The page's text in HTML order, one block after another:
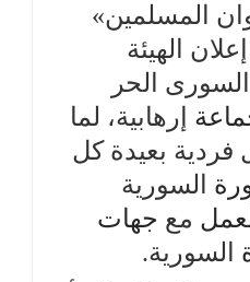
المسلمين»
الهيئة
الحر
إرهابية، لما
بعيدة كل
السورية
مع جهات
السورية.